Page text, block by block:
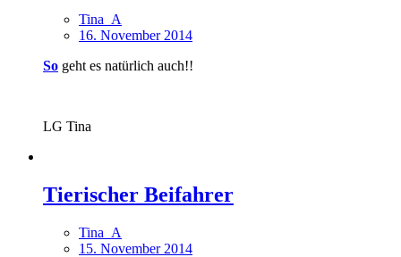
Tina_A
16. November 2014
So geht es natürlich auch!!
LG Tina
Tierischer Beifahrer
Tina_A
15. November 2014